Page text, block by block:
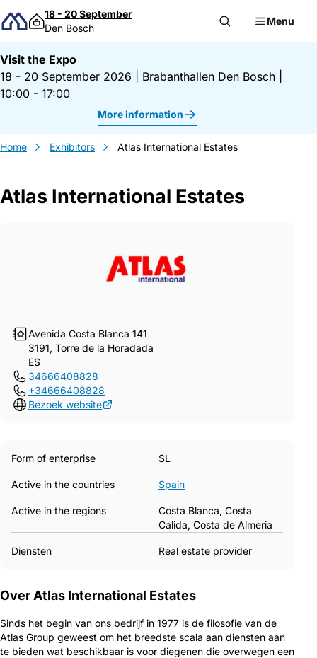
Skip to content
18 - 20 September
Den Bosch
Menu
Visit the Expo
18 - 20 September 2026
Brabanthallen Den Bosch
10:00 - 17:00
More information
Home Exhibitors Atlas International Estates
Atlas International Estates
Avenida Costa Blanca 141
3191, Torre de la Horadada
ES
34666408828
+34666408828
Bezoek website
Form of enterprise SL
Active in the countries Spain
Active in the regions
Costa Blanca, Costa
Calida, Costa de Almeria
Diensten Real estate provider
Over Atlas International Estates
Sinds het begin van ons bedrijf in 1977 is de filosofie van de
Atlas Group geweest om het breedste scala aan diensten aan
te bieden wat beschikbaar is voor diegenen die overwegen een